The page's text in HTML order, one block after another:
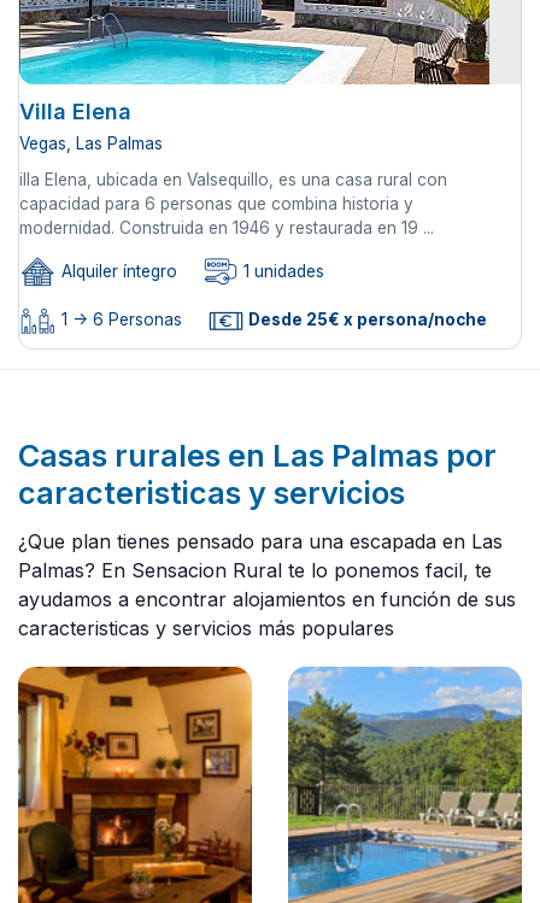
Villa Elena
Vegas, Las Palmas
illa Elena, ubicada en Valsequillo, es una casa rural con
capacidad para 6 personas que combina historia y
modernidad. Construida en 1946 y restaurada en 19 ...
Alquiler íntegro 1 unidades
1 -> 6 Personas Desde 25€ x persona/noche
Casas rurales en Las Palmas por
caracteristicas y servicios
¿Que plan tienes pensado para una escapada en Las
Palmas? En Sensacion Rural te lo ponemos facil, te
ayudamos a encontrar alojamientos en función de sus
caracteristicas y servicios más populares